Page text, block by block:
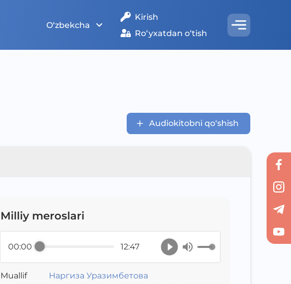
O‘zbekcha
Kirish
Ro‘yxatdan o‘tish
Audiokitobni qo‘shish
Milliy meroslari
00:00 12:47
Muallif
Наргиза Уразимбетова